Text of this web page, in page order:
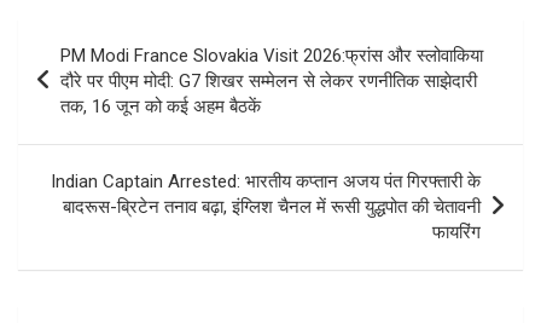
navigation
PM Modi France Slovakia Visit 2026:फ्रांस और स्लोवाकिया
दौरे पर पीएम मोदी: G7 शिखर सम्मेलन से लेकर रणनीतिक साझेदारी
तक, 16 जून को कई अहम बैठकें
Indian Captain Arrested: भारतीय कप्तान अजय पंत गिरफ्तारी के
बादरूस-ब्रिटेन तनाव बढ़ा, इंग्लिश चैनल में रूसी युद्धपोत की चेतावनी
फायरिंग